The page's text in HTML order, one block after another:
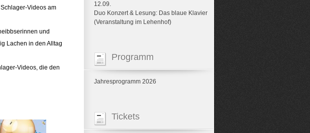
Videos am
und
Lachen in den Alltag
Videos, die den
12.09.
Duo Konzert & Lesung: Das blaue Klavier
(Veranstaltung im Lehenhof)
Programm
Jahresprogramm 2026
Tickets